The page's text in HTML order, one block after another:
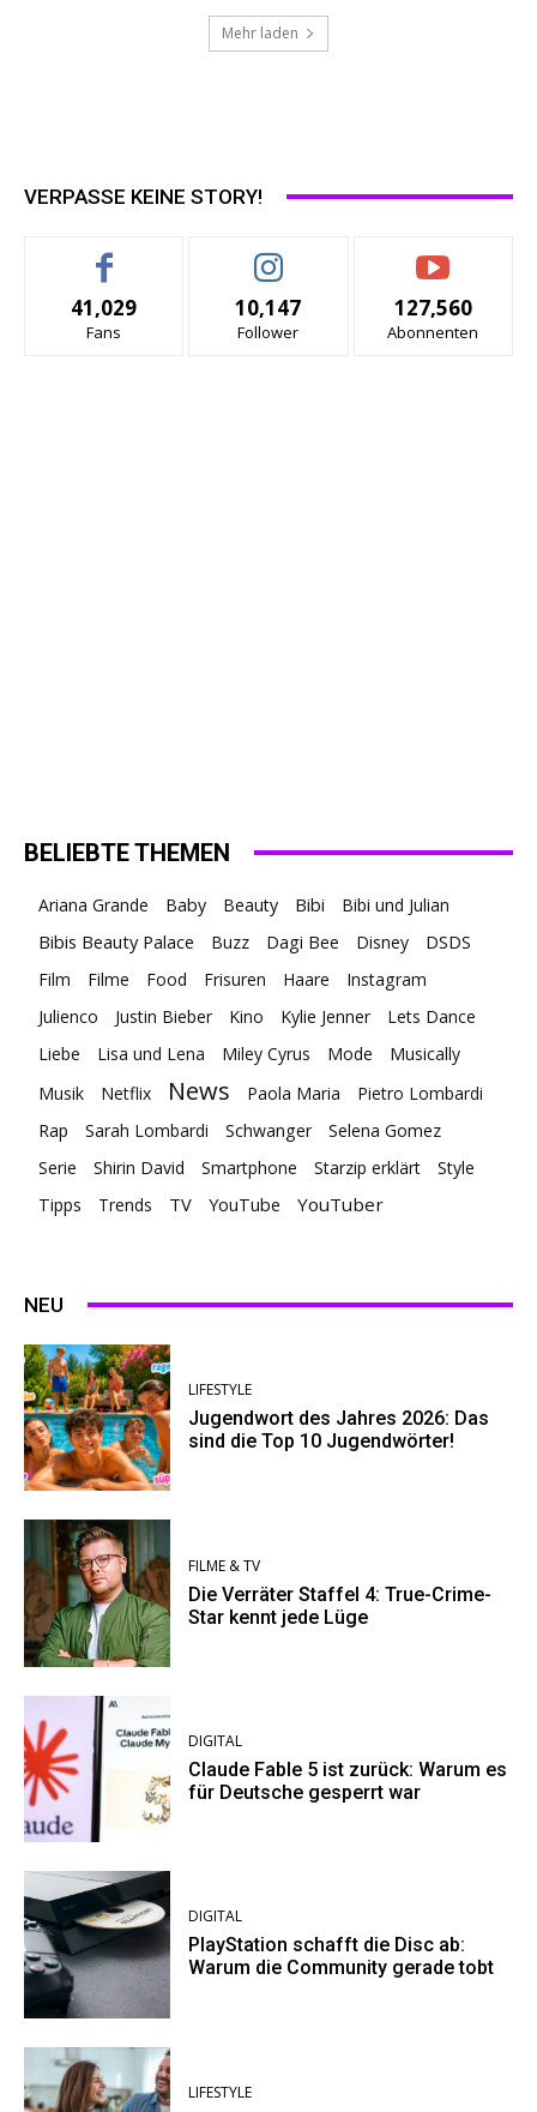
Mehr laden
VERPASSE KEINE STORY!
41,029
Fans
10,147
Follower
127,560
Abonnenten
BELIEBTE THEMEN
Ariana Grande Baby Beauty Bibi Bibi und Julian
Bibis Beauty Palace Buzz Dagi Bee Disney
DSDS
Film
Filme Food Frisuren Haare
Instagram
Julienco
Justin Bieber Kino Kylie Jenner
Lets Dance
Liebe
Lisa und Lena Miley Cyrus Mode
Musically
Musik
Netflix News Paola Maria
Pietro Lombardi
Rap
Sarah Lombardi Schwanger
Selena Gomez
Serie
Shirin David Smartphone Starzip erklärt
Style
Tipps
Trends TV YouTube YouTuber
NEU
LIFESTYLE
Jugendwort des Jahres 2026: Das
sind die Top 10 Jugendwörter!
FILME & TV
Die Verräter Staffel 4: True-Crime-
Star kennt jede Lüge
DIGITAL
Claude Fable 5 ist zurück: Warum es
für Deutsche gesperrt war
DIGITAL
PlayStation schafft die Disc ab:
Warum die Community gerade tobt
LIFESTYLE